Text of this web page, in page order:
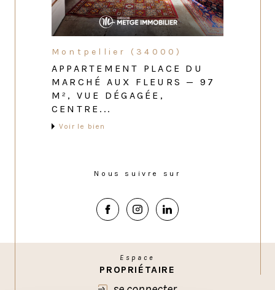
Montpellier (34000)
APPARTEMENT PLACE DU
MARCHÉ AUX FLEURS — 97
M², VUE DÉGAGÉE,
CENTRE...
Voir le bien
Nous suivre sur
Espace
PROPRIÉTAIRE